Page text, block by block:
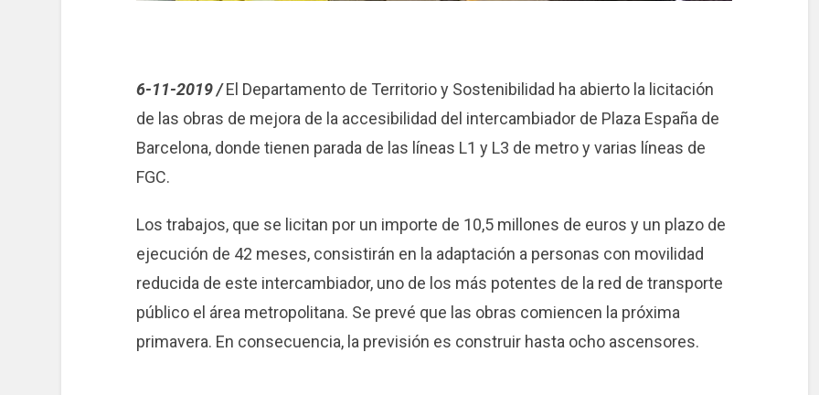
6-11-2019 / El Departamento de Territorio y Sostenibilidad ha abierto la licitación
de las obras de mejora de la accesibilidad del intercambiador de Plaza España de
Barcelona, ​​donde tienen parada de las líneas L1 y L3 de metro y varias líneas de
FGC.
Los trabajos, que se licitan por un importe de 10,5 millones de euros y un plazo de
ejecución de 42 meses, consistirán en la adaptación a personas con movilidad
reducida de este intercambiador, uno de los más potentes de la red de transporte
público el área metropolitana. Se prevé que las obras comiencen la próxima
primavera. En consecuencia, la previsión es construir hasta ocho ascensores.